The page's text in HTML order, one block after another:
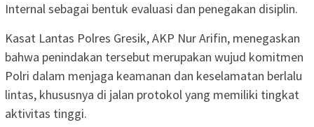
Internal sebagai bentuk evaluasi dan penegakan disiplin.
Kasat Lantas Polres Gresik, AKP Nur Arifin, menegaskan
bahwa penindakan tersebut merupakan wujud komitmen
Polri dalam menjaga keamanan dan keselamatan berlalu
lintas, khususnya di jalan protokol yang memiliki tingkat
aktivitas tinggi.